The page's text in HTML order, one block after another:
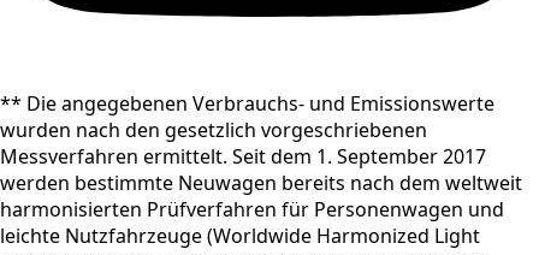
** Die angegebenen Verbrauchs- und Emissionswerte
wurden nach den gesetzlich vorgeschriebenen
Messverfahren ermittelt. Seit dem 1. September 2017
werden bestimmte Neuwagen bereits nach dem weltweit
harmonisierten Prüfverfahren für Personenwagen und
leichte Nutzfahrzeuge (Worldwide Harmonized Light